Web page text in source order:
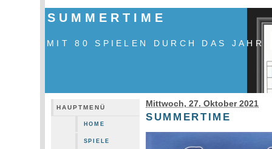
SUMMERTIME
MIT 80 SPIELEN DURCH DAS JAHR
HAUPTMENÜ
HOME
SPIELE
Mittwoch, 27. Oktober 2021
SUMMERTIME